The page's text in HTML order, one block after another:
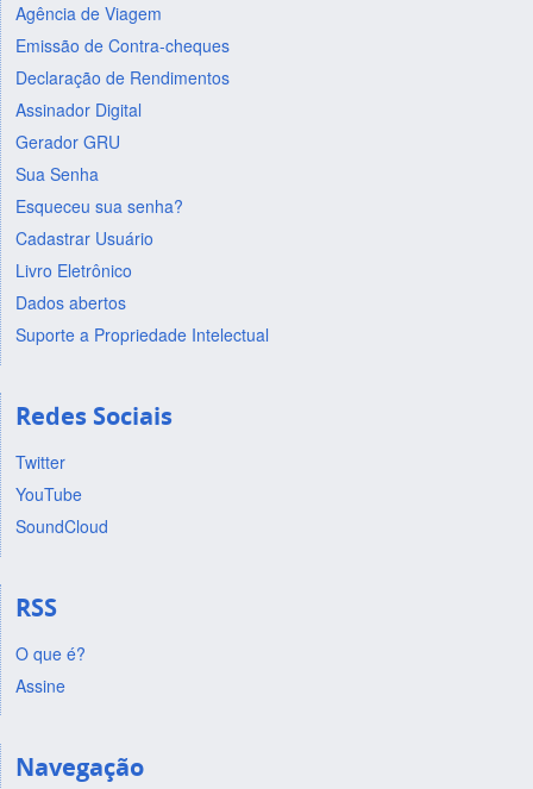
Agência de Viagem
Emissão de Contra-cheques
Declaração de Rendimentos
Assinador Digital
Gerador GRU
Sua Senha
Esqueceu sua senha?
Cadastrar Usuário
Livro Eletrônico
Dados abertos
Suporte a Propriedade Intelectual
Redes Sociais
Twitter
YouTube
SoundCloud
RSS
O que é?
Assine
Navegação